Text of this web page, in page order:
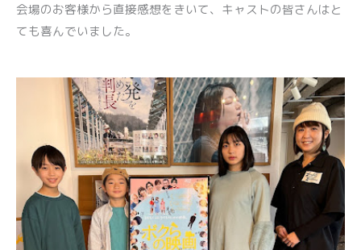
会場のお客様から直接感想をきいて、キャストの皆さんはと
ても喜んでいました。